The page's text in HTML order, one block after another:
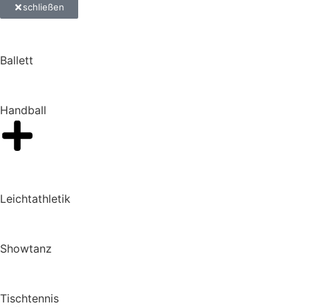
schließen
Ballett
Handball
Leichtathletik
Showtanz
Tischtennis